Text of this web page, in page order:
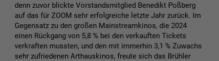
denn zuvor blickte Vorstandsmitglied Benedikt Poßberg
auf das für ZOOM sehr erfolgreiche letzte Jahr zurück. Im
Gegensatz zu den großen Mainstreamkinos, die 2024
einen Rückgang von 5,8 % bei den verkauften Tickets
verkraften mussten, und den mit immerhin 3,1 % Zuwachs
sehr zufriedenen Arthauskinos, freute sich das Brühler